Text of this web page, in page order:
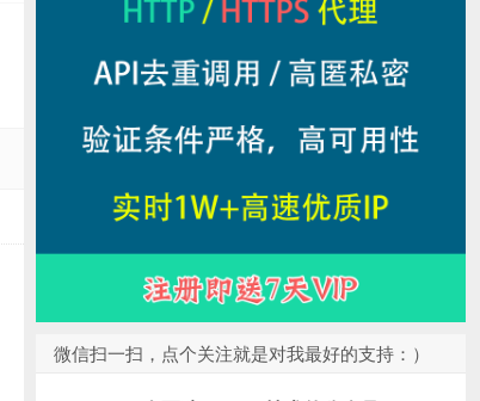
微信扫一扫，点个关注就是对我最好的支持：）